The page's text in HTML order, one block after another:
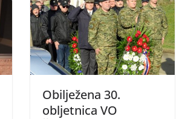
Obilježena 30.
obljetnica VO